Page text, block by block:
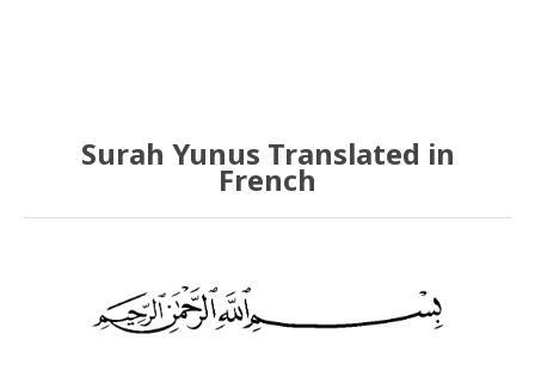
Surah Yunus Translated in
French